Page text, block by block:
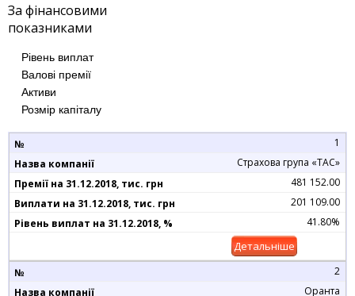
За фінансовими
показниками
Рівень виплат
Валові премії
Активи
Розмір капіталу
1
Страхова група «ТАС»
481 152.00
201 109.00
41.80%
Детальніше
2
Оранта